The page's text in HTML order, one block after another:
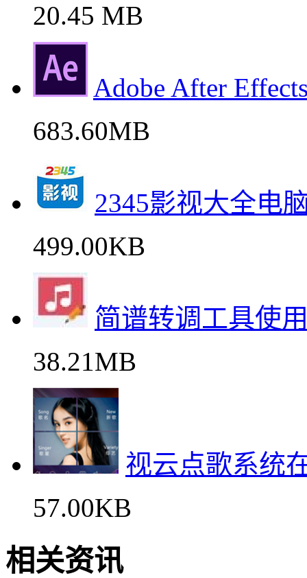
20.45 MB
Adobe After
683.60MB
2345影视大全电
499.00KB
简谱转调工具使
38.21MB
视云点歌系统
57.00KB
相关资讯